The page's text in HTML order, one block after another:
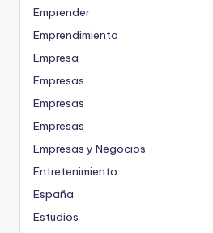
Emprender
Emprendimiento
Empresa
Empresas
Empresas
Empresas
Empresas y Negocios
Entretenimiento
España
Estudios